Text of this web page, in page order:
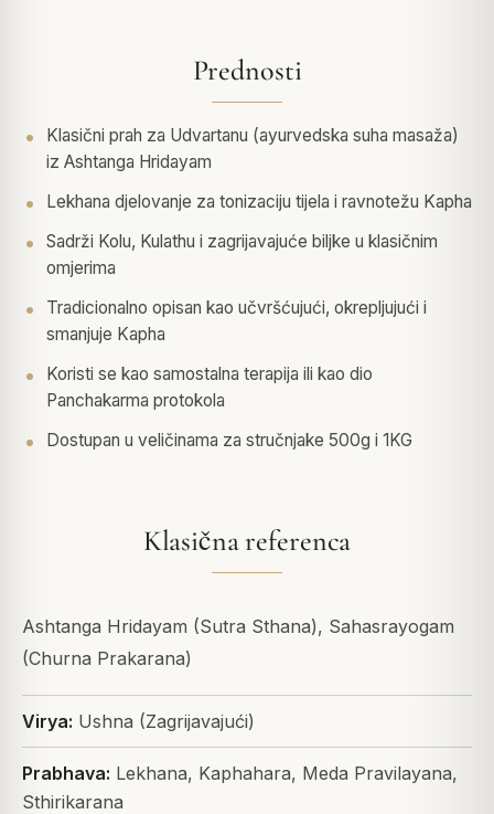
Prednosti
Klasični prah za Udvartanu (ayurvedska suha masaža)
iz Ashtanga Hridayam
Lekhana djelovanje za tonizaciju tijela i ravnotežu Kapha
Sadrži Kolu, Kulathu i zagrijavajuće biljke u klasičnim
omjerima
Tradicionalno opisan kao učvršćujući, okrepljujući i
smanjuje Kapha
Koristi se kao samostalna terapija ili kao dio
Panchakarma protokola
Dostupan u veličinama za stručnjake 500g i 1KG
Klasična referenca
Ashtanga Hridayam (Sutra Sthana), Sahasrayogam
(Churna Prakarana)
Virya: Ushna (Zagrijavajući)
Prabhava: Lekhana, Kaphahara, Meda Pravilayana,
Sthirikarana